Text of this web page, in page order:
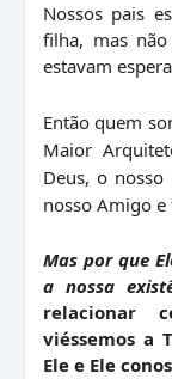
Nossos pais
filha, mas não
estavam
Então quem
Maior
Deus, o
nosso Amigo
Mas por que
a nossa
relacionar
viéssemos a
Ele e Ele